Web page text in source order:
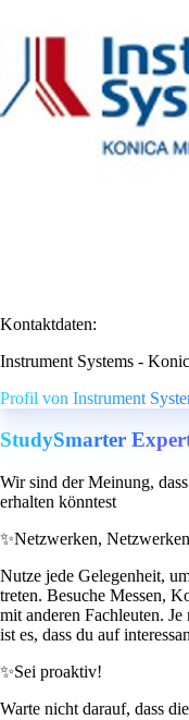
Kontaktdaten:
Instrument Systems -
Profil von Instrument
StudySmarter
Wir sind der Meinung,
erhalten könntest
✨Netzwerken,
Nutze jede Gelegenheit,
treten. Besuche Messen,
mit anderen Fachleuten.
ist es, dass du auf
✨Sei proaktiv!
Warte nicht darauf, dass